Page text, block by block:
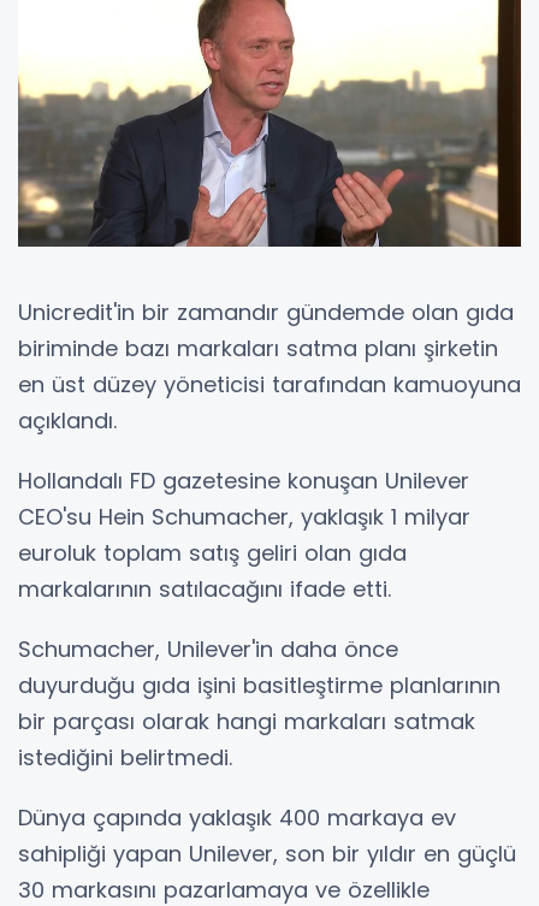
Unicredit'in bir zamandır gündemde olan gıda
biriminde bazı markaları satma planı şirketin
en üst düzey yöneticisi tarafından kamuoyuna
açıklandı.
Hollandalı FD gazetesine konuşan Unilever
CEO'su Hein Schumacher, yaklaşık 1 milyar
euroluk toplam satış geliri olan gıda
markalarının satılacağını ifade etti.
Schumacher, Unilever'in daha önce
duyurduğu gıda işini basitleştirme planlarının
bir parçası olarak hangi markaları satmak
istediğini belirtmedi.
Dünya çapında yaklaşık 400 markaya ev
sahipliği yapan Unilever, son bir yıldır en güçlü
30 markasını pazarlamaya ve özellikle